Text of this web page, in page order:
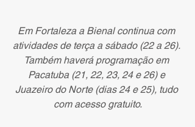
Em Fortaleza a Bienal continua com
atividades de terça a sábado (22 a 26).
Também haverá programação em
Pacatuba (21, 22, 23, 24 e 26) e
Juazeiro do Norte (dias 24 e 25), tudo
com acesso gratuito.